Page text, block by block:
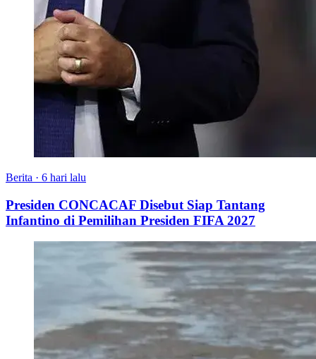
Berita · 6 hari lalu
Presiden CONCACAF Disebut Siap Tantang
Infantino di Pemilihan Presiden FIFA 2027